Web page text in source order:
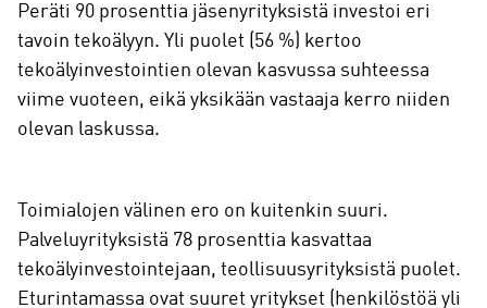
Peräti 90 prosenttia jäsenyrityksistä investoi eri
tavoin tekoälyyn. Yli puolet (56 %) kertoo
tekoälyinvestointien olevan kasvussa suhteessa
viime vuoteen, eikä yksikään vastaaja kerro niiden
olevan laskussa.
Toimialojen välinen ero on kuitenkin suuri.
Palveluyrityksistä 78 prosenttia kasvattaa
tekoälyinvestointejaan, teollisuusyrityksistä puolet.
Eturintamassa ovat suuret yritykset (henkilöstöä yli